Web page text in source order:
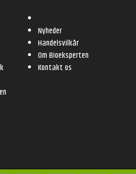
Nyheder
Handelsvilkår
Om Bioeksperten
Kontakt os